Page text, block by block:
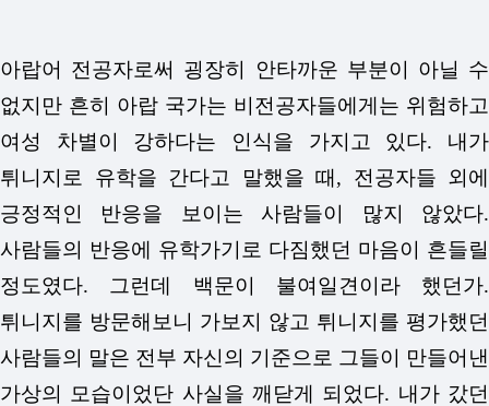
아랍어 전공자로써 굉장히 안타까운 부분이 아닐 수
없지만 흔히 아랍 국가는 비전공자들에게는 위험하고
여성 차별이 강하다는 인식을 가지고 있다. 내가
튀니지로 유학을 간다고 말했을 때, 전공자들 외에
긍정적인 반응을 보이는 사람들이 많지 않았다.
사람들의 반응에 유학가기로 다짐했던 마음이 흔들릴
정도였다. 그런데 백문이 불여일견이라 했던가.
튀니지를 방문해보니 가보지 않고 튀니지를 평가했던
사람들의 말은 전부 자신의 기준으로 그들이 만들어낸
가상의 모습이었단 사실을 깨닫게 되었다. 내가 갔던